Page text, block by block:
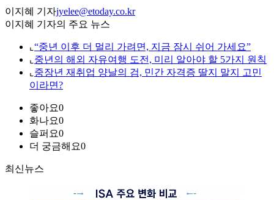
이지혜 기자jyelee@etoday.co.kr
이지혜 기자의 주요 뉴스
⌞ “중년 이후 더 멀리 가려면, 지금 잠시 쉬어 가세요”
⌞ 중년의 해외 자유여행 도전, 미리 알아야 할 5가지 원칙
⌞ 중장년 재취업 양날의 검, 민간 자격증 딸지 말지 고민
이라면?
좋아요0
화나요0
슬퍼요0
더 궁금해요0
최신뉴스